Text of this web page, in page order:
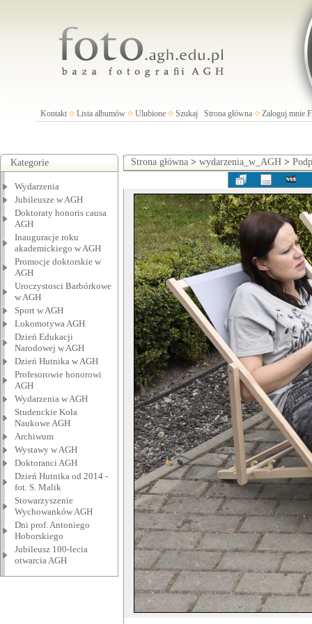
Kontakt Lista albumów Ulubione Szukaj Strona główna Zaloguj mnie
Kategorie
Wydarzenia
Jubileusze w AGH
Doktoraty honoris causa
AGH
Inauguracje roku
akademickiego w AGH
Promocje doktorskie w
AGH
Uroczystosci Barbórkowe
w AGH
Sport w AGH
Lokomotywa AGH
Dzień Edukacji
Narodowej w AGH
Dzień Hutnika w AGH
Profesorowie honorowi
AGH
Wydarzenia w AGH
Studenckie Koła
Naukowe AGH
Archiwum
Wystawy w AGH
Doktoranci AGH
Dzień Hutnika od 2014 -
fot. S. Malik
Stowarzyszenie
Wychowanków AGH
Dni prof. Antoniego
Hoborskiego
Jubileusz 100-lecia
otwarcia AGH
Strona główna > wydarzenia_w_AGH >